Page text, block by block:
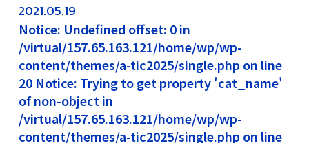
2021.05.19
Notice: Undefined offset: 0 in
/virtual/157.65.163.121/home/wp/wp-
content/themes/a-tic2025/single.php on line
20 Notice: Trying to get property 'cat_name'
of non-object in
/virtual/157.65.163.121/home/wp/wp-
content/themes/a-tic2025/single.php on line